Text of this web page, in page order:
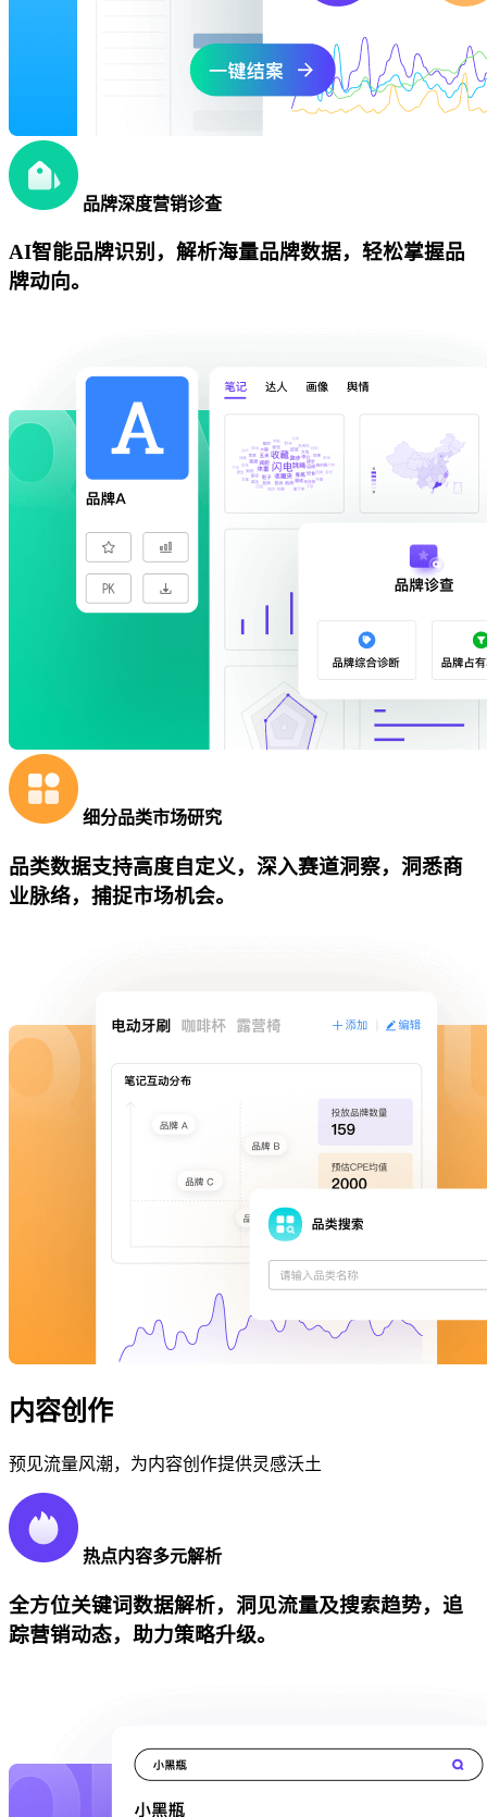
品牌深度营销诊查
AI智能品牌识别，解析海量品牌数据，轻松掌握品
牌动向。
细分品类市场研究
品类数据支持高度自定义，深入赛道洞察，洞悉商
业脉络，捕捉市场机会。
内容创作
预见流量风潮，为内容创作提供灵感沃土
热点内容多元解析
全方位关键词数据解析，洞见流量及搜索趋势，追
踪营销动态，助力策略升级。